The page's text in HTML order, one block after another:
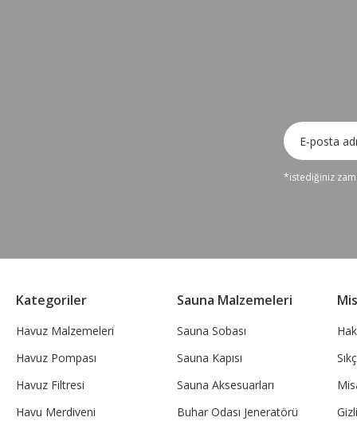
*istediğiniz
Kategoriler
Havuz Malzemeleri
Havuz Pompası
Havuz Filtresi
Havu Merdiveni
Sauna Malzemeleri
Sauna Sobası
Sauna Kapısı
Sauna Aksesuarları
Buhar Odası Jeneratörü